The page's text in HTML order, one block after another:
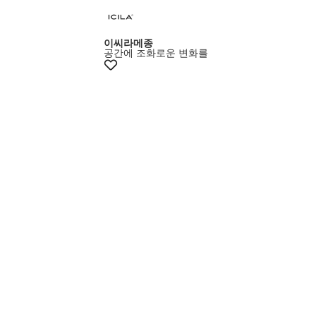
이씨라메종
공간에 조화로운 변화를